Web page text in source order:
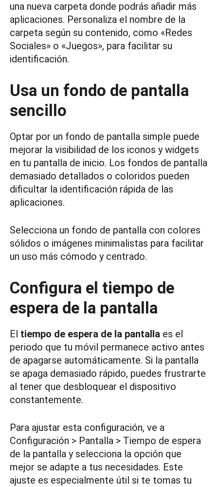
una nueva carpeta donde podrás añadir más
aplicaciones. Personaliza el nombre de la
carpeta según su contenido, como «Redes
Sociales» o «Juegos», para facilitar su
identificación.
Usa un fondo de pantalla
sencillo
Optar por un fondo de pantalla simple puede
mejorar la visibilidad de los iconos y widgets
en tu pantalla de inicio. Los fondos de pantalla
demasiado detallados o coloridos pueden
dificultar la identificación rápida de las
aplicaciones.
Selecciona un fondo de pantalla con colores
sólidos o imágenes minimalistas para facilitar
un uso más cómodo y centrado.
Configura el tiempo de
espera de la pantalla
El tiempo de espera de la pantalla es el
periodo que tu móvil permanece activo antes
de apagarse automáticamente. Si la pantalla
se apaga demasiado rápido, puedes frustrarte
al tener que desbloquear el dispositivo
constantemente.
Para ajustar esta configuración, ve a
Configuración > Pantalla > Tiempo de espera
de la pantalla y selecciona la opción que
mejor se adapte a tus necesidades. Este
ajuste es especialmente útil si te tomas tu